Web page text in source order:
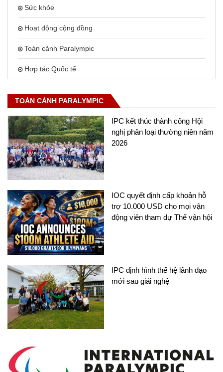
Sức khỏe
Hoạt động cộng đồng
Toàn cảnh Paralympic
Hợp tác Quốc tế
TOÀN CẢNH PARALYMPIC
IPC kết thúc thành công Hội
nghị phân loại thường niên năm
2026
IOC quyết định cấp khoản hỗ
trợ 10.000 USD cho mọi vận
động viên tham dự Thế vận hội
IPC định hình thế hệ lãnh đạo
mới sau giải nghệ